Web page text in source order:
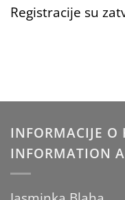
Registracije su
INFORMACIJE O
INFORMATION